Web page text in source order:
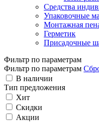
Средства
Упаковочные
Монтажная
Герметик
Присадочные
Фильтр по параметрам
Фильтр по параметрам
В наличии
Тип предложения
Хит
Скидки
Акции